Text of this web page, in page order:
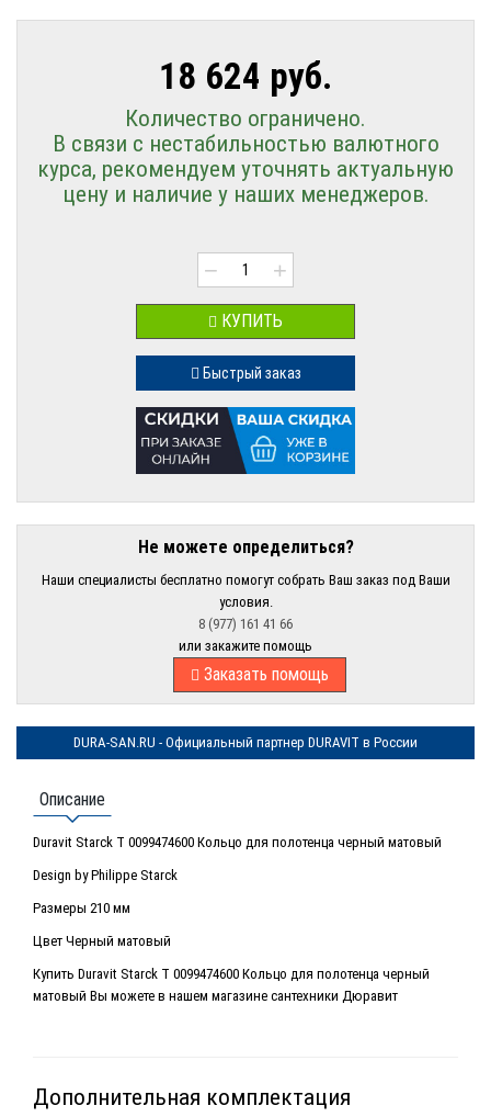
18 624 руб.
Количество ограничено.
В связи с нестабильностью валютного
курса, рекомендуем уточнять актуальную
цену и наличие у наших менеджеров.
− +
КУПИТЬ
Быстрый заказ
Не можете определиться?
Наши специалисты бесплатно помогут собрать Ваш заказ под Ваши
условия.
8 (977) 161 41 66
или закажите помощь
Заказать помощь
DURA-SAN.RU - Официальный партнер DURAVIT в России
Описание
Duravit Starck T 0099474600 Кольцо для полотенца черный матовый
Design by Philippe Starck
Размеры 210 мм
Цвет Черный матовый
Купить Duravit Starck T 0099474600 Кольцо для полотенца черный
матовый Вы можете в нашем магазине сантехники Дюравит
Дополнительная комплектация